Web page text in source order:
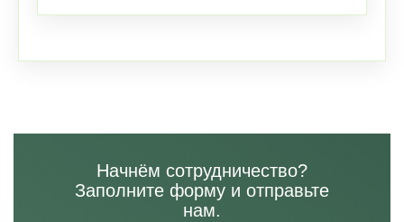
Начнём сотрудничество?
Заполните форму и отправьте
нам.